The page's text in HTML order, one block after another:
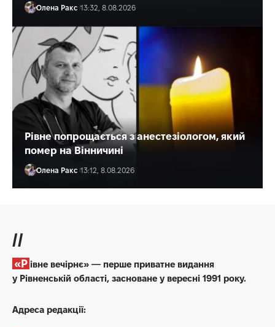
Олена Ракс 13:32, 8.08.2026
Рівне попрощається з анестезіологом, який
помер на Вінничині
Олена Ракс 13:12, 8.08.2026
//
«Рівне вечірнє» — перше приватне видання
у Рівненській області, засноване у вересні 1991 року.
Адреса редакції: